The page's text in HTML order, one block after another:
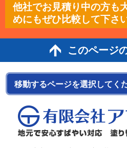
他社でお見積り中の方も
めにもぜひ比較して下さ
このページ